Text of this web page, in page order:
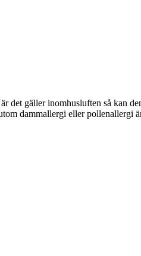
det gäller inomhusluften så kan
dammallergi eller pollenallergi